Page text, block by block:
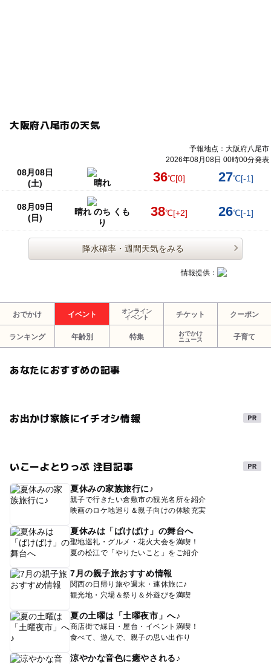
大阪府八尾市の天気
予報地点：大阪府八尾市
2026年08月08日 00時00分発表
08月08日
(土)
晴れ 36℃[0] 27℃[-1]
08月09日
(日)
晴れ のち くも
り
38℃[+2] 26℃[-1]
降水確率・週間天気をみる
情報提供：
おでかけ イベント
オンライン
イベント
チケット クーポン
ランキング 年齢別 特集
おでかけ
ニュース
子育て
あなたにおすすめの記事
お出かけ家族にイチオシ情報
いこーよとりっぷ 注目記事
夏休みの家族旅行に♪
親子で行きたい倉敷市の観光名所を紹介
映画のロケ地巡り＆親子向けの体験充実
夏休みは「ばけばけ」の舞台へ
聖地巡礼・グルメ・花火大会を満喫！
夏の松江で「やりたいこと」をご紹介
7月の親子旅おすすめ情報
関西の日帰り旅や週末・連休旅に♪
観光地・穴場＆祭り＆外遊びを満喫
夏の土曜は「土曜夜市」へ♪
商店街で縁日・屋台・イベント満喫！
食べて、遊んで、親子の思い出作り
涼やかな音色に癒やされる♪